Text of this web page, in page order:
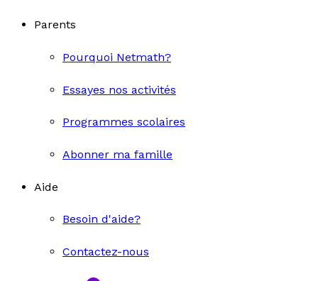
Parents
Pourquoi Netmath?
Essayes nos activités
Programmes scolaires
Abonner ma famille
Aide
Besoin d'aide?
Contactez-nous